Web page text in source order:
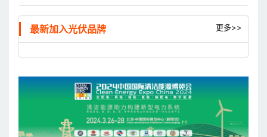
最新加入光伏品牌 更多>>